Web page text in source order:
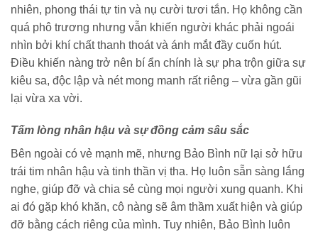
nhiên, phong thái tự tin và nụ cười tươi tắn. Họ không cần
quá phô trương nhưng vẫn khiến người khác phải ngoái
nhìn bởi khí chất thanh thoát và ánh mắt đầy cuốn hút.
Điều khiến nàng trở nên bí ẩn chính là sự pha trộn giữa sự
kiêu sa, độc lập và nét mong manh rất riêng – vừa gần gũi
lại vừa xa vời.
Tấm lòng nhân hậu và sự đồng cảm sâu sắc
Bên ngoài có vẻ mạnh mẽ, nhưng Bảo Bình nữ lại sở hữu
trái tim nhân hậu và tinh thần vị tha. Họ luôn sẵn sàng lắng
nghe, giúp đỡ và chia sẻ cùng mọi người xung quanh. Khi
ai đó gặp khó khăn, cô nàng sẽ âm thầm xuất hiện và giúp
đỡ bằng cách riêng của mình. Tuy nhiên, Bảo Bình luôn